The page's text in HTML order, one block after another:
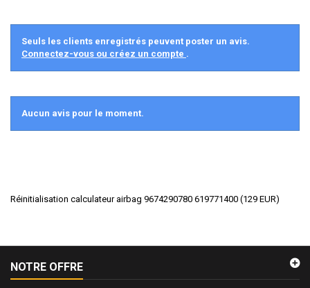
Seuls les clients enregistrés peuvent poster un avis.
Connectez-vous ou créez un compte .
Aucun avis pour le moment.
Réinitialisation calculateur airbag 9674290780 619771400 (129 EUR)
NOTRE OFFRE